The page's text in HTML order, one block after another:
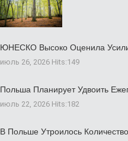
ЮНЕСКО Высоко Оценила
июль 26, 2026 Hits:149
Польша Планирует Удвоить
июль 22, 2026 Hits:182
В Польше Утроилось